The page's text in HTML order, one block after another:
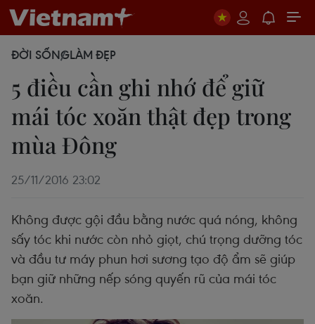
ĐỜI SỐNGLÀM ĐẸP
5 điều cần ghi nhớ để giữ
mái tóc xoăn thật đẹp trong
mùa Đông
25/11/2016 23:02
Không được gội đầu bằng nước quá nóng, không
sấy tóc khi nước còn nhỏ giọt, chú trọng dưỡng tóc
và đầu tư máy phun hơi sương tạo độ ẩm sẽ giúp
bạn giữ những nếp sóng quyến rũ của mái tóc
xoăn.